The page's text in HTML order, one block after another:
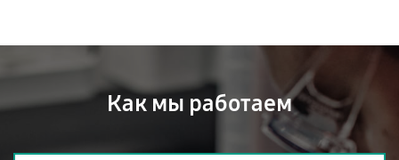
Как мы работаем